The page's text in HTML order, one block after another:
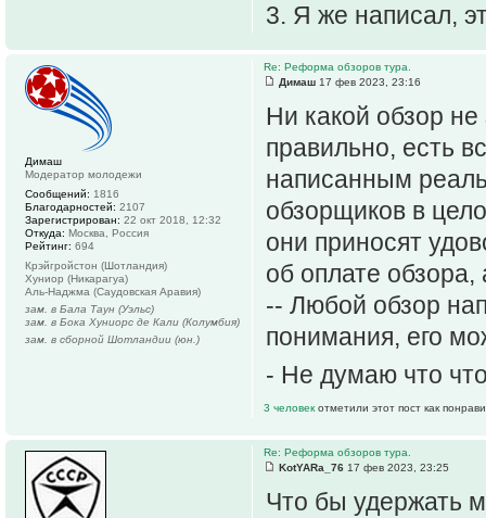
3. Я же написал,
Re: Реформа обзоров тура.
Димаш 17 фев 2023, 23:16
Ни какой обзор
правильно, есть
написанным
обзорщиков в
они приносят
об оплате
-- Любой обзор
понимания, его
- Не думаю что
3 человек отметили этот пост как
Димаш
Модератор молодежи
Сообщений: 1816
Благодарностей: 2107
Зарегистрирован: 22 окт 2018, 12:32
Откуда: Москва, Россия
Рейтинг: 694
Крэйгройстон (Шотландия)
Хуниор (Никарагуа)
Аль-Наджма (Саудовская Аравия)
зам. в Бала Таун (Уэльс)
зам. в Бока Хуниорс де Кали (Колумбия)
зам. в сборной Шотландии (юн.)
Re: Реформа обзоров тура.
KotYARa_76 17 фев 2023, 23:25
Что бы удержать